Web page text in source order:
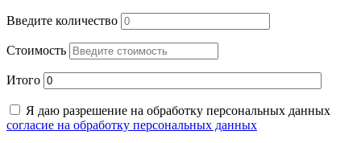
Введите количество
Стоимость
Итого
Я даю разрешение на обработку персональных данных
согласие на обработку персональных данных